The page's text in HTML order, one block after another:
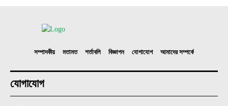
সম্পাদকীয় মতামত শর্তাবলি বিজ্ঞাপন যোগাযোগ আমাদের সম্পর্কে
যোগাযোগ